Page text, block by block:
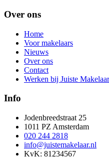
Over ons
Home
Voor makelaars
Nieuws
Over ons
Contact
Werken bij Juiste Makelaar
Info
Jodenbreedstraat 25
1011 PZ Amsterdam
020 244 2818
info@juistemakelaar.nl
KvK: 81234567